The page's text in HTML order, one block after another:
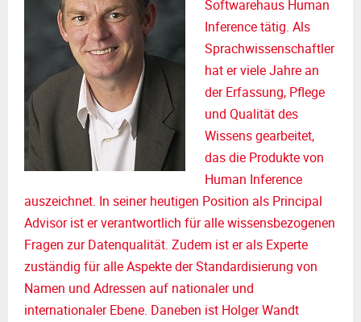
Softwarehaus Human
Inference tätig. Als
Sprachwissenschaftler
hat er viele Jahre an
der Erfassung, Pflege
und Qualität des
Wissens gearbeitet,
das die Produkte von
Human Inference
auszeichnet. In seiner heutigen Position als Principal
Advisor ist er verantwortlich für alle wissensbezogenen
Fragen zur Datenqualität. Zudem ist er als Experte
zuständig für alle Aspekte der Standardisierung von
Namen und Adressen auf nationaler und
internationaler Ebene. Daneben ist Holger Wandt